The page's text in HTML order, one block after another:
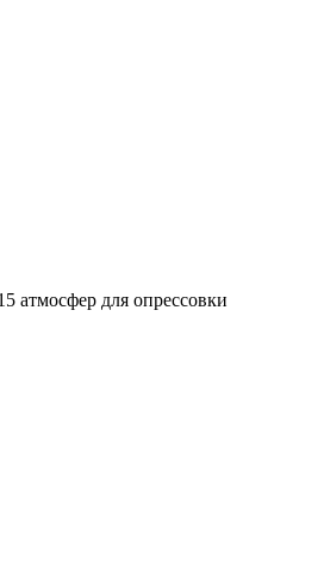
атмосфер для опрессовки